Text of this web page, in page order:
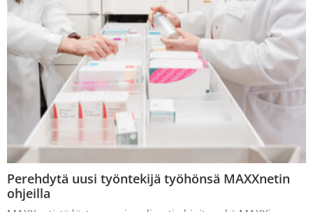
Perehdytä uusi työntekijä työhönsä MAXXnetin
ohjeilla